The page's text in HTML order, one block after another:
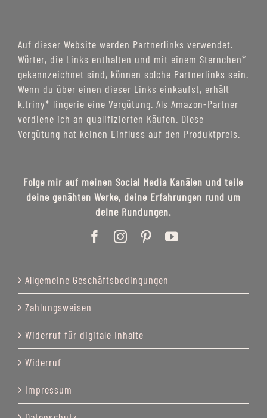
Auf dieser Website werden Partnerlinks verwendet.
Wörter, die Links enthalten und mit einem Sternchen*
gekennzeichnet sind, können solche Partnerlinks sein.
Wenn du über einen dieser Links einkaufst, erhält
k.triny* lingerie eine Vergütung. Als Amazon-Partner
verdiene ich an qualifizierten Käufen. Diese
Vergütung hat keinen Einfluss auf den Produktpreis.
Folge mir auf meinen Social Media Kanälen und teile
deine genähten Werke, deine Erfahrungen rund um
deine Rundungen.
Allgemeine Geschäftsbedingungen
Zahlungsweisen
Widerruf für digitale Inhalte
Widerruf
Impressum